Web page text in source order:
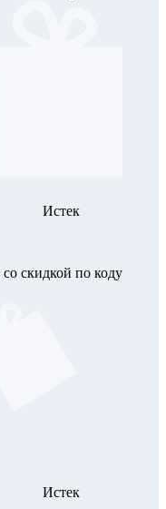
Истек
скидкой по коду
Истек